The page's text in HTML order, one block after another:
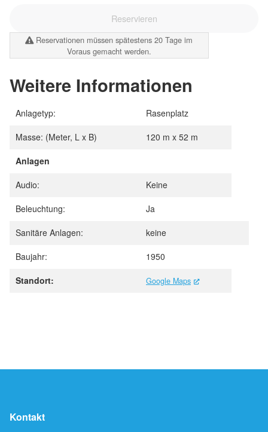
Reservieren
Reservationen müssen spätestens 20 Tage im
Voraus gemacht werden.
Weitere Informationen
Anlagetyp:
Rasenplatz
Masse: (Meter, L x B)
120 m x 52 m
Anlagen
Audio:
Keine
Beleuchtung:
Ja
Sanitäre Anlagen:
keine
Baujahr:
1950
Standort:
Google Maps (External Link)
Kontakt